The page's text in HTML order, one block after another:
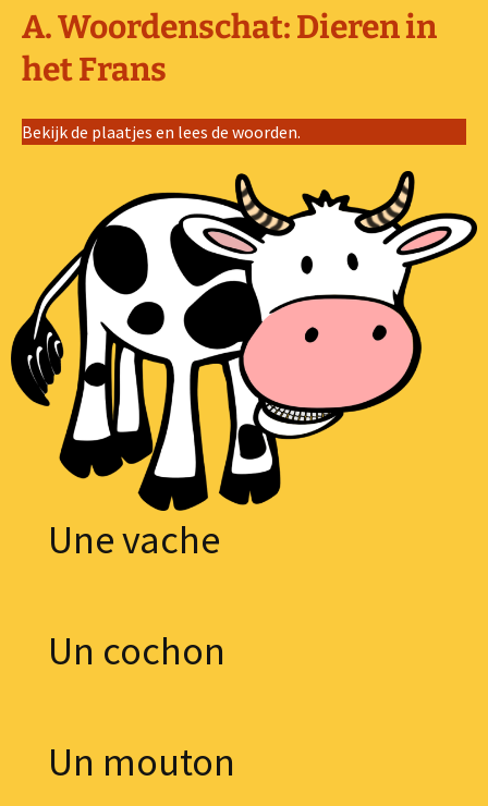
A. Woordenschat: Dieren in
het Frans
Bekijk de plaatjes en lees de woorden.
Une vache
Un cochon
Un mouton